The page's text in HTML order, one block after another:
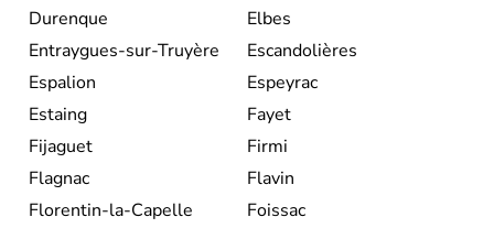
Durenque
Elbes
Entraygues-sur-Truyère
Escandolières
Espalion
Espeyrac
Estaing
Fayet
Fijaguet
Firmi
Flagnac
Flavin
Florentin-la-Capelle
Foissac